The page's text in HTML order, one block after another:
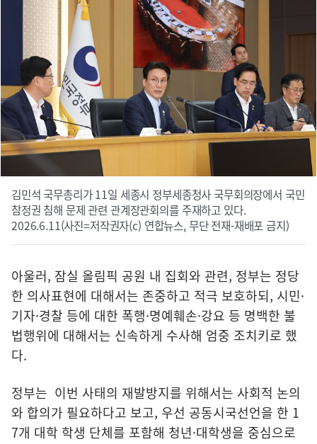
김민석 국무총리가 11일 세종시 정부세종청사 국무회의장에서 국민
참정권 침해 문제 관련 관계장관회의를 주재하고 있다.
2026.6.11(사진=저작권자(c) 연합뉴스, 무단 전재-재배포 금지)
아울러, 잠실 올림픽 공원 내 집회와 관련, 정부는 정당
한 의사표현에 대해서는 존중하고 적극 보호하되, 시민·
기자·경찰 등에 대한 폭행·명예훼손·강요 등 명백한 불
법행위에 대해서는 신속하게 수사해 엄중 조치키로 했
다.
정부는 이번 사태의 재발방지를 위해서는 사회적 논의
와 합의가 필요하다고 보고, 우선 공동시국선언을 한 1
7개 대학 학생 단체를 포함해 청년·대학생을 중심으로